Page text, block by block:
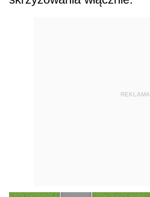
REKLAMA